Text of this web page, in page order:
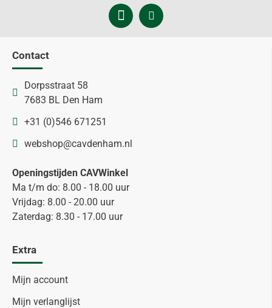
Contact
Dorpsstraat 58
7683 BL Den Ham
+31 (0)546 671251
webshop@cavdenham.nl
Openingstijden CAVWinkel
Ma t/m do: 8.00 - 18.00 uur
Vrijdag: 8.00 - 20.00 uur
Zaterdag: 8.30 - 17.00 uur
Extra
Mijn account
Mijn verlanglijst